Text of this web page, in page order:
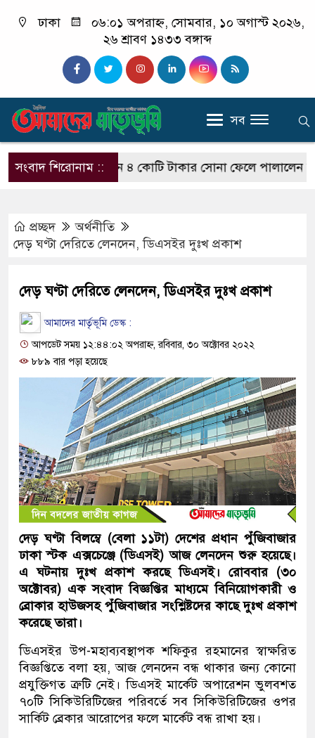
ঢাকা
০৬:০১ অপরাহ্ন, সোমবার, ১০ অগাস্ট ২০২৬,
২৬ শ্রাবণ ১৪৩৩ বঙ্গাব্দ
সব
সংবাদ শিরোনাম ::পৌনে ৪ কোটি টাকার সোনা ফেলে পালালেন চালক
প্রচ্ছদ
অর্থনীতি
দেড় ঘণ্টা দেরিতে লেনদেন, ডিএসইর দুঃখ প্রকাশ
দেড় ঘণ্টা দেরিতে লেনদেন, ডিএসইর দুঃখ প্রকাশ
আমাদের মার্তৃভূমি ডেস্ক :
আপডেট সময় ১২:৪৪:০২ অপরাহ্ন, রবিবার, ৩০ অক্টোবর ২০২২
৮৮৯ বার পড়া হয়েছে
দেড় ঘণ্টা বিলম্বে (বেলা ১১টা) দেশের প্রধান পুঁজিবাজার
ঢাকা স্টক এক্সচেঞ্জে (ডিএসই) আজ লেনদেন শুরু হয়েছে।
এ ঘটনায় দুঃখ প্রকাশ করছে ডিএসই। রোববার (৩০
অক্টোবর) এক সংবাদ বিজ্ঞপ্তির মাধ্যমে বিনিয়োগকারী ও
ব্রোকার হাউজসহ পুঁজিবাজার সংশ্লিষ্টদের কাছে দুঃখ প্রকাশ
করেছে তারা।
ডিএসইর উপ-মহাব্যবস্থাপক শফিকুর রহমানের স্বাক্ষরিত
বিজ্ঞপ্তিতে বলা হয়, আজ লেনদেন বন্ধ থাকার জন্য কোনো
প্রযুক্তিগত ত্রুটি নেই। ডিএসই মার্কেট অপারেশন ভুলবশত
৭০টি সিকিউরিটিজের পরিবর্তে সব সিকিউরিটিজের ওপর
সার্কিট ব্রেকার আরোপের ফলে মার্কেট বন্ধ রাখা হয়।